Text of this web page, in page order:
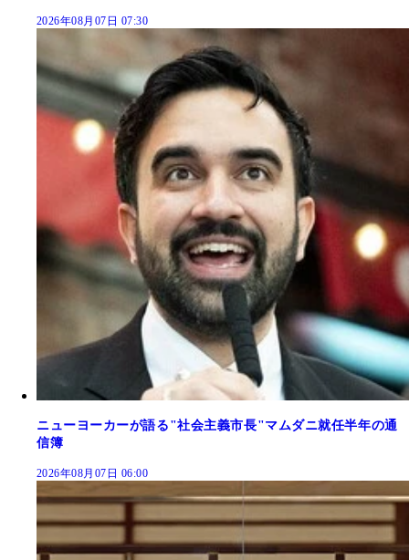
2026年08月07日 07:30
ニューヨーカーが語る"社会主義市長"マムダニ就任半年の通
信簿
2026年08月07日 06:00